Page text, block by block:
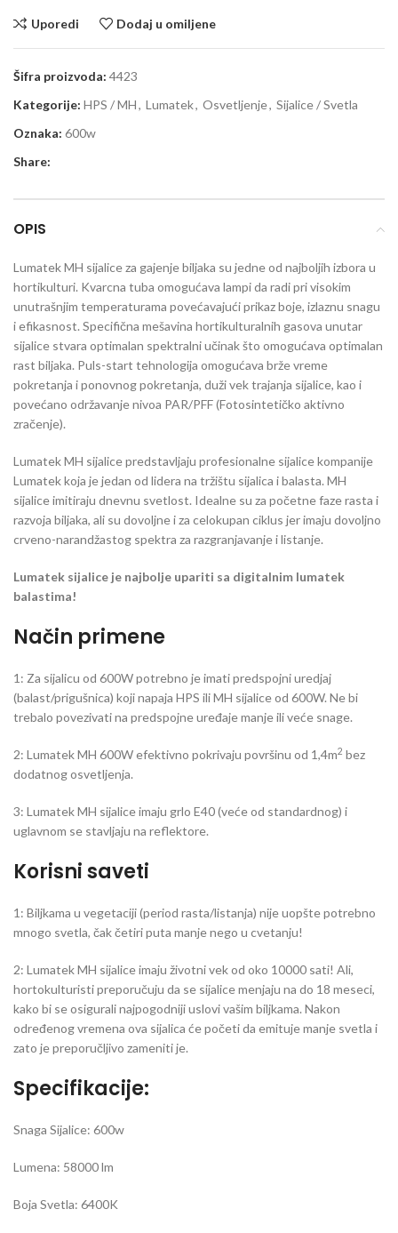
Uporedi Dodaj u omiljene
Šifra proizvoda: 4423
Kategorije: HPS / MH, Lumatek, Osvetljenje, Sijalice / Svetla
Oznaka: 600w
Share:
OPIS
Lumatek MH sijalice za gajenje biljaka su jedne od najboljih izbora u
hortikulturi. Kvarcna tuba omogućava lampi da radi pri visokim
unutrašnjim temperaturama povećavajući prikaz boje, izlaznu snagu
i efikasnost. Specifična mešavina hortikulturalnih gasova unutar
sijalice stvara optimalan spektralni učinak što omogućava optimalan
rast biljaka. Puls-start tehnologija omogućava brže vreme
pokretanja i ponovnog pokretanja, duži vek trajanja sijalice, kao i
povećano održavanje nivoa PAR/PFF (Fotosintetičko aktivno
zračenje).
Lumatek MH sijalice predstavljaju profesionalne sijalice kompanije
Lumatek koja je jedan od lidera na tržištu sijalica i balasta. MH
sijalice imitiraju dnevnu svetlost. Idealne su za početne faze rasta i
razvoja biljaka, ali su dovoljne i za celokupan ciklus jer imaju dovoljno
crveno-narandžastog spektra za razgranjavanje i listanje.
Lumatek sijalice je najbolje upariti sa digitalnim lumatek
balastima!
Način primene
1: Za sijalicu od 600W potrebno je imati predspojni uredjaj
(balast/prigušnica) koji napaja HPS ili MH sijalice od 600W. Ne bi
trebalo povezivati na predspojne uređaje manje ili veće snage.
2: Lumatek MH 600W efektivno pokrivaju površinu od 1,4m2 bez
dodatnog osvetljenja.
3: Lumatek MH sijalice imaju grlo E40 (veće od standardnog) i
uglavnom se stavljaju na reflektore.
Korisni saveti
1: Biljkama u vegetaciji (period rasta/listanja) nije uopšte potrebno
mnogo svetla, čak četiri puta manje nego u cvetanju!
2: Lumatek MH sijalice imaju životni vek od oko 10000 sati! Ali,
hortokulturisti preporučuju da se sijalice menjaju na do 18 meseci,
kako bi se osigurali najpogodniji uslovi vašim biljkama. Nakon
određenog vremena ova sijalica će početi da emituje manje svetla i
zato je preporučljivo zameniti je.
Specifikacije:
Snaga Sijalice: 600w
Lumena: 58000 lm
Boja Svetla: 6400K